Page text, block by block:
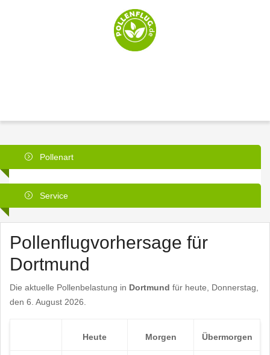
Pollenart
Service
Pollenflugvorhersage für
Dortmund
Die aktuelle Pollenbelastung in Dortmund für heute, Donnerstag,
den 6. August 2026.
Heute Morgen Übermorgen